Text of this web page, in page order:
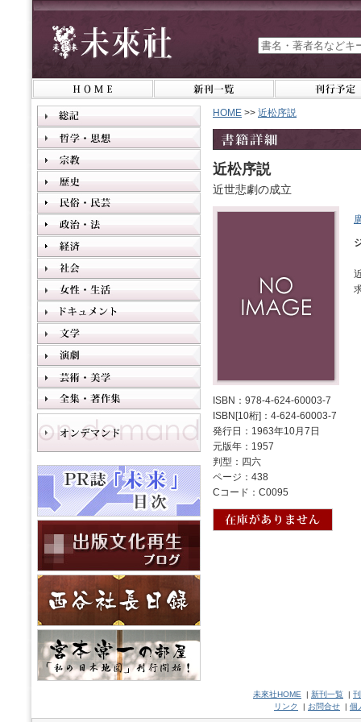
HOME >> 近松序説
近松序説
近世悲劇の成立
ISBN：978-4-624-60003-7
ISBN[10桁]：4-624-60003-7
発行日：1963年10月7日
元版年：1957
判型：四六
ページ：438
Cコード：C0095
未來社HOME | 新刊一覧 |
リンク
| お問合せ | 個